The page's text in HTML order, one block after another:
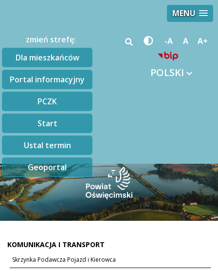
MENU
zmień strefę:
Dla mieszkańców
Portal informacyjny
PCZK
Start
Ustal termin
Geoportal
-A A A+
POLSKI
KOMUNIKACJA I TRANSPORT
Skrzynka Podawcza Pojazd i Kierowca